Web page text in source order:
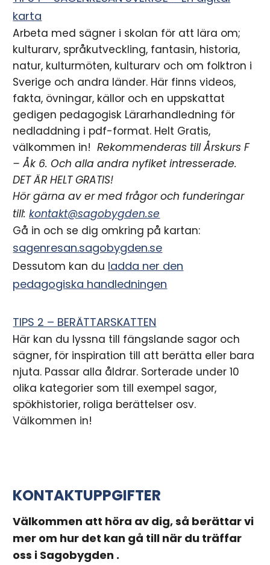
karta
Arbeta med sägner i skolan för att lära om;
kulturarv, språkutveckling, fantasin, historia,
natur, kulturmöten, kulturarv och om folktron i
Sverige och andra länder. Här finns videos,
fakta, övningar, källor och en uppskattat
gedigen pedagogisk Lärarhandledning för
nedladdning i pdf-format. Helt Gratis,
välkommen in!Rekommenderas till Årskurs F
– Åk 6. Och alla andra nyfiket intresserade.
DET ÄR HELT GRATIS!
Hör gärna av er med frågor och funderingar
till:kontakt@sagobygden.se
Gå in och se dig omkring på kartan:
sagenresan.sagobygden.se
Dessutom kan du ladda ner den
pedagogiska handledningen
TIPS 2 – BERÄTTARSKATTEN
Här kan du lyssna till fängslande sagor och
sägner, för inspiration till att berätta eller bara
njuta. Passar alla åldrar. Sorterade under 10
olika kategorier som till exempel sagor,
spökhistorier, roliga berättelser osv.
Välkommen in!
KONTAKTUPPGIFTER
Välkommen att höra av dig, så berättar vi
mer om hur det kan gå till när du träffar
oss i Sagobygden .